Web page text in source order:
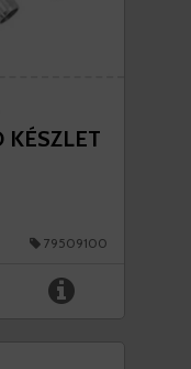
KÉSZLET
79509100